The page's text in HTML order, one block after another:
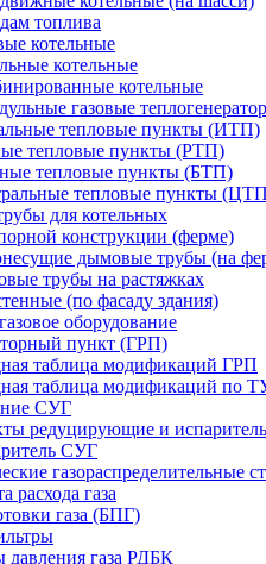
топлива
котельные
котельные
котельные
газовые
тепловые пункты (ИТП)
тепловые пункты (РТП)
тепловые пункты (БТП)
тепловые пункты
для котельных
конструкции (ферме)
дымовые трубы (на
трубы на растяжках
(по фасаду здания)
оборудование
пункт (ГРП)
таблица модификаций ГРП
таблица модификаций по
СУГ
редуцирующие и
СУГ
газораспределительные
расхода газа
газа (БПГ)
давления газа РДБК